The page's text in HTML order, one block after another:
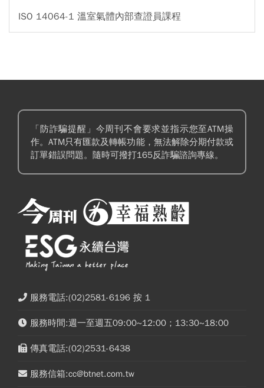
ISO 14064-1 溫室氣體內部查證員課程
「防詐騙提醒」今周刊不會要求並指示您至ATM操
作。ATM只有匯款及轉帳功能，無法解除分期付款或
訂單錯誤問題。隨時可撥打165反詐騙諮詢專線。
服務電話:(02)2581-6196 按 1
服務時間:週一至週五09:00~12:00；13:30~18:00
傳真電話:(02)2531-6438
服務信箱:cc@btnet.com.tw